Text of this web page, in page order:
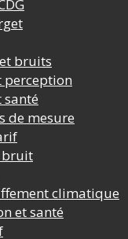
bruits
perception
santé
de mesure
bruit
climatique
et santé